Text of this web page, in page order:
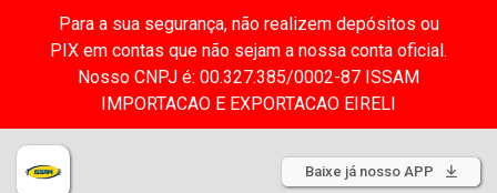
Para a sua segurança, não realizem depósitos ou
PIX em contas que não sejam a nossa conta oficial.
Nosso CNPJ é: 00.327.385/0002-87 ISSAM
IMPORTACAO E EXPORTACAO EIRELI
Baixe já nosso APP